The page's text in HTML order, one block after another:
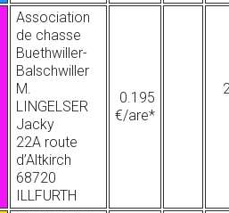
Association
de chasse
Buethwiller-
Balschwiller
M.
LINGELSER
Jacky
22A route
d’Altkirch
68720
ILLFURTH
0.195
€/are*